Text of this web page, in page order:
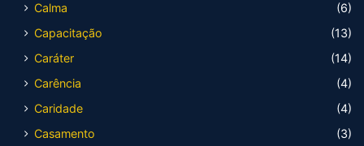
Calma
(6)
Capacitação
(13)
Caráter
(14)
Carência
(4)
Caridade
(4)
Casamento
(3)